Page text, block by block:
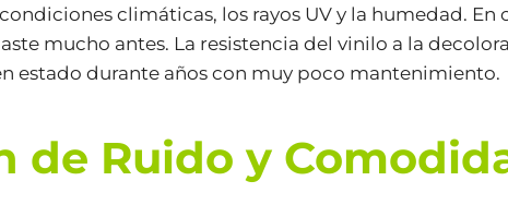
climáticas, los rayos UV y la humedad.
mucho antes. La resistencia del vinilo a la
estado durante años con muy poco mantenimiento.
de Ruido y